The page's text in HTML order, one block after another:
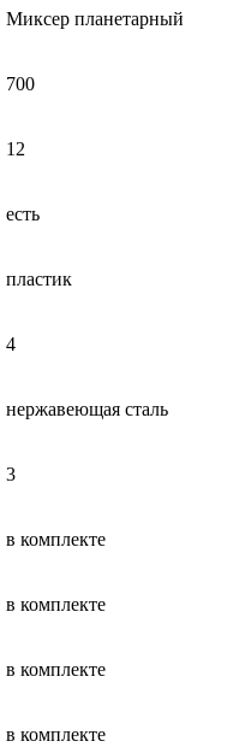
Миксер планетарный
700
12
есть
пластик
4
нержавеющая сталь
3
в комплекте
в комплекте
в комплекте
в комплекте